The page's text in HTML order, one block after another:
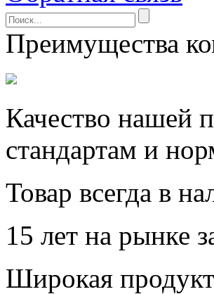
Преимущества
Качество нашей
стандартам и
Товар всегда в
15 лет на рынке
Широкая